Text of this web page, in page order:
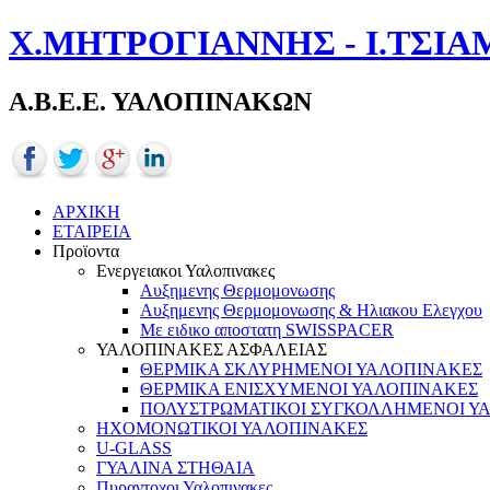
Χ.ΜΗΤΡΟΓΙΑΝΝΗΣ -
Α.Β.Ε.Ε. ΥΑΛΟΠΙΝΑΚΩΝ
ΑΡΧΙΚΗ
ΕΤΑΙΡΕΙΑ
Προϊοντα
Ενεργειακοι Υαλοπινακες
Αυξημενης Θερμομονωσης
Αυξημενης Θερμομονωσης & Ηλιακου Ελεγχου
Με ειδικο αποστατη SWISSPACER
ΥΑΛΟΠΙΝΑΚΕΣ ΑΣΦΑΛΕΙΑΣ
ΘΕΡΜΙΚΑ ΣΚΛΥΡΗΜΕΝΟΙ ΥΑΛΟΠΙΝΑΚΕΣ
ΘΕΡΜΙΚΑ ΕΝΙΣΧΥΜΕΝΟΙ ΥΑΛΟΠΙΝΑΚΕΣ
ΠΟΛΥΣΤΡΩΜΑΤΙΚΟΙ ΣΥΓΚΟΛΛΗΜΕΝΟΙ
ΗΧΟΜΟΝΩΤΙΚΟΙ ΥΑΛΟΠΙΝΑΚΕΣ
U-GLASS
ΓΥΑΛΙΝΑ ΣΤΗΘΑΙΑ